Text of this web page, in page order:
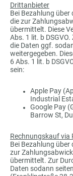
Drittanbieter
Bei Bezahlung
die zur
übermittelt. Diese
Abs. 1 lit. b
die Daten ggf.
weitergegeben.
6 Abs. 1 lit. b
sein:
Apple Pay
Industrial
Google Pay
Barrow St,
Rechnungskauf via
Bei Bezahlung
zur
übermittelt. Zur
Daten sodann